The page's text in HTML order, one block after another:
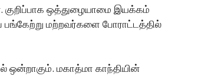
குறிப்பாக ஒத்துழையாமை இயக்கம்
மற்றவர்களை போராட்டத்தில்
மகாத்மா காந்தியின்